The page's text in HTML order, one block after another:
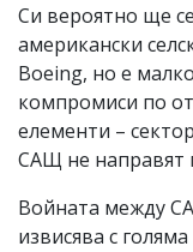
Си вероятно ще
американски
Boeing, но е
компромиси по
елементи –
САЩ не направят
Войната между
извисява с